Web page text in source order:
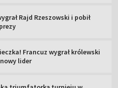
Rajd Rzeszowski i pobił
Francuz wygrał królewski
lider